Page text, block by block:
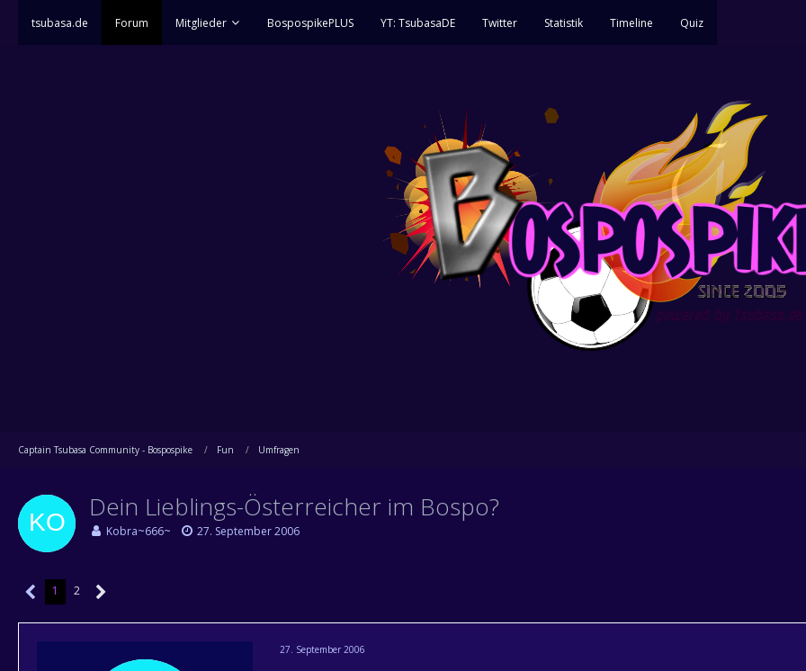
tsubasa.de Forum Mitglieder BospospikePLUS YT: TsubasaDE Twitter Statistik Timeline Quiz
Captain Tsubasa Community - Bospospike Fun Umfragen
Dein Lieblings-Österreicher im Bospo?
Kobra~666~ 27. September 2006
1 2
27. September 2006